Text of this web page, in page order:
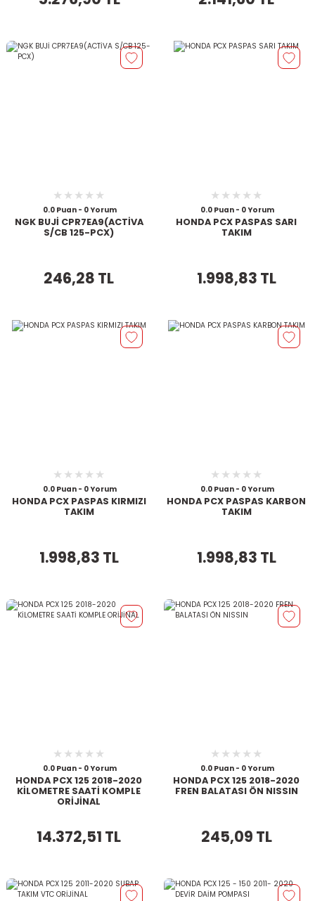
0.0 Puan - 0 Yorum
NGK BUJİ CPR7EA9(ACTİVA
S/CB 125-PCX)
246,28 TL
0.0 Puan - 0 Yorum
HONDA PCX PASPAS SARI
TAKIM
1.998,83 TL
0.0 Puan - 0 Yorum
HONDA PCX PASPAS KIRMIZI
TAKIM
1.998,83 TL
0.0 Puan - 0 Yorum
HONDA PCX PASPAS KARBON
TAKIM
1.998,83 TL
0.0 Puan - 0 Yorum
HONDA PCX 125 2018-2020
KİLOMETRE SAATİ KOMPLE
ORİJİNAL
14.372,51 TL
0.0 Puan - 0 Yorum
HONDA PCX 125 2018-2020
FREN BALATASI ÖN NISSIN
245,09 TL